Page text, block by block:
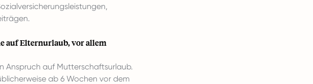
auf Elternurlaub, vor allem
Anspruch auf Mutterschaftsurlaub.
ab 6 Wochen vor dem